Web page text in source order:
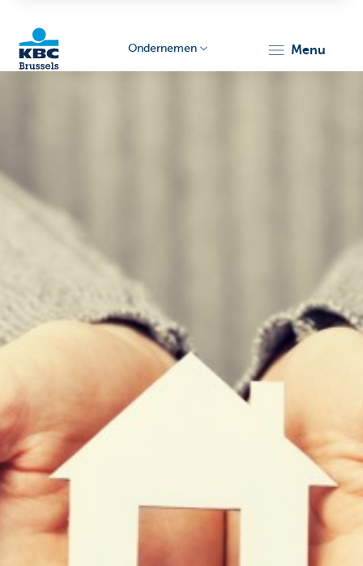
Ondernemen menu